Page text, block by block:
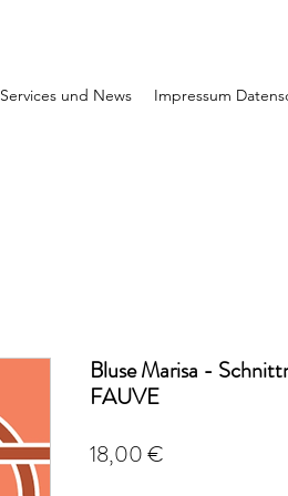
Services und News Impressum
Bluse Marisa -
FAUVE
18,00 €